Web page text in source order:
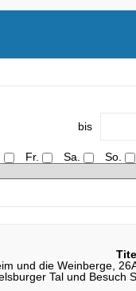
bis
Fr. Sa. So.
und die Weinberge,
Tal und Besuch